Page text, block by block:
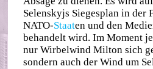
Selenskyjs Siegesplan in der
NATO-Staaten und den
behandelt wird. Im Moment
nur Wirbelwind Milton sich
sondern auch der Wind um